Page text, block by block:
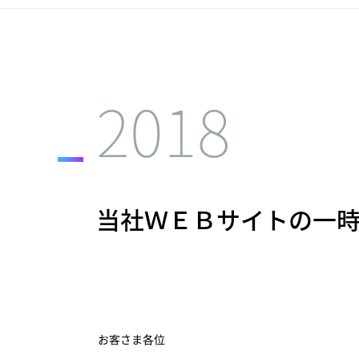
2018
当社ＷＥＢサイトの一
お客さま各位